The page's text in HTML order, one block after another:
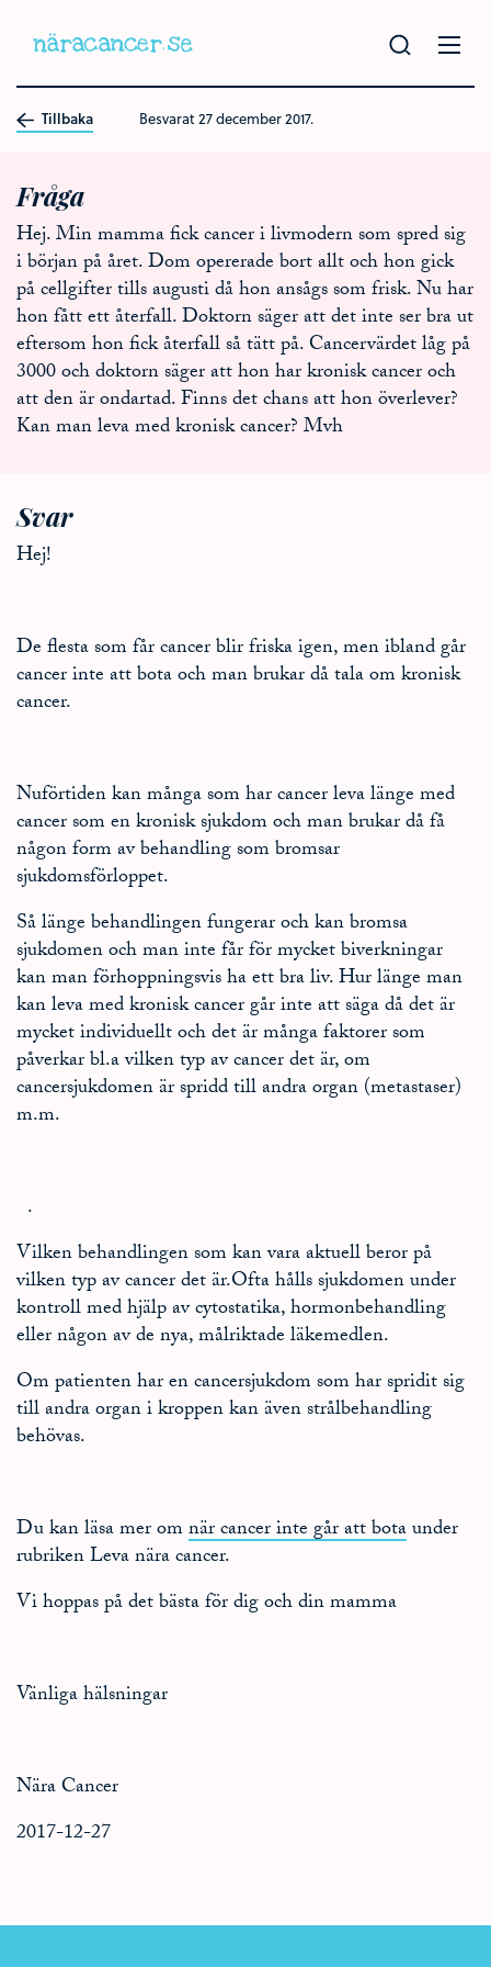
Tillbaka Besvarat27 december 2017.
Fråga
Hej. Min mamma fick cancer i livmodern som spred sig
i början på året. Dom opererade bort allt och hon gick
på cellgifter tills augusti då hon ansågs som frisk. Nu har
hon fått ett återfall. Doktorn säger att det inte ser bra ut
eftersom hon fick återfall så tätt på. Cancervärdet låg på
3000 och doktorn säger att hon har kronisk cancer och
att den är ondartad. Finns det chans att hon överlever?
Kan man leva med kronisk cancer? Mvh
Svar
Hej!
De flesta som får cancer blir friska igen, men ibland går
cancer inte att bota och man brukar då tala om kronisk
cancer.
Nuförtiden kan många som har cancer leva länge med
cancer som en kronisk sjukdom och man brukar då få
någon form av behandling som bromsar
sjukdomsförloppet.
Så länge behandlingen fungerar och kan bromsa
sjukdomen och man inte får för mycket biverkningar
kan man förhoppningsvis ha ett bra liv. Hur länge man
kan leva med kronisk cancer går inte att säga då det är
mycket individuellt och det är många faktorer som
påverkar bl.a vilken typ av cancer det är, om
cancersjukdomen är spridd till andra organ (metastaser)
m.m.
.
Vilken behandlingen som kan vara aktuell beror på
vilken typ av cancer det är.Ofta hålls sjukdomen under
kontroll med hjälp av cytostatika, hormonbehandling
eller någon av de nya, målriktade läkemedlen.
Om patienten har en cancersjukdom som har spridit sig
till andra organ i kroppen kan även strålbehandling
behövas.
Du kan läsa mer omnär cancer inte går att botaunder
rubriken Leva nära cancer.
Vi hoppas på det bästa för dig och din mamma
Vänliga hälsningar
Nära Cancer
2017-12-27